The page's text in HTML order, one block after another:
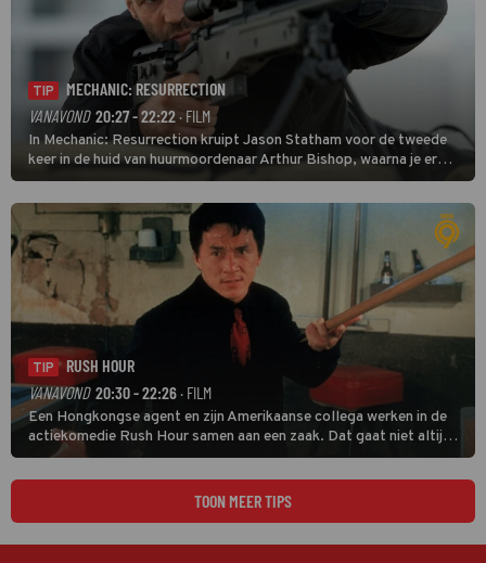
TIP
MECHANIC: RESURRECTION
VANAVOND 20:27 - 22:22· FILM
In Mechanic: Resurrection kruipt Jason Statham voor de tweede
keer in de huid van huurmoordenaar Arthur Bishop, waarna je er
donder op kunt zeggen dat er van Bishops geplande pensioen niet
veel terechtkomt.
TIP
RUSH HOUR
VANAVOND 20:30 - 22:26 · FILM
Een Hongkongse agent en zijn Amerikaanse collega werken in de
actiekomedie Rush Hour samen aan een zaak. Dat gaat niet altijd
van een leien dakje.
TOON MEER TIPS